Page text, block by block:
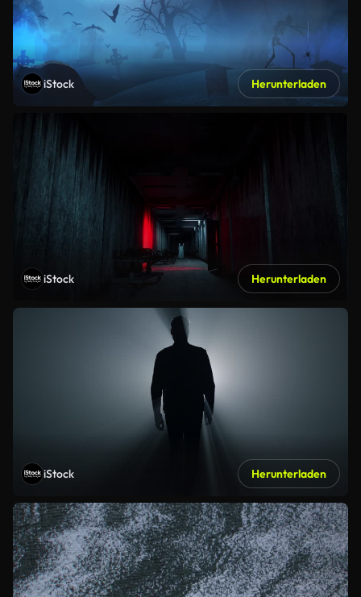
iStock Herunterladen
iStock Herunterladen
iStock Herunterladen